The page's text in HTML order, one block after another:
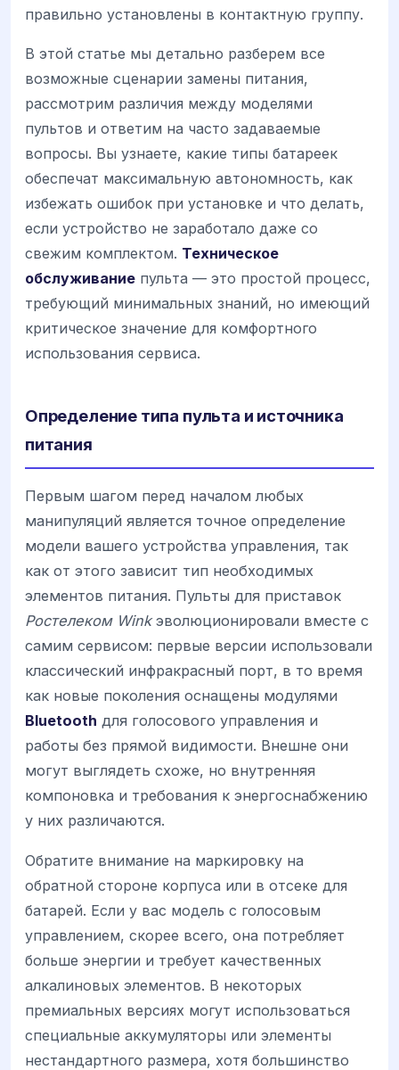
правильно установлены в контактную группу.
В этой статье мы детально разберем все
возможные сценарии замены питания,
рассмотрим различия между моделями
пультов и ответим на часто задаваемые
вопросы. Вы узнаете, какие типы батареек
обеспечат максимальную автономность, как
избежать ошибок при установке и что делать,
если устройство не заработало даже со
свежим комплектом. Техническое
обслуживание пульта — это простой процесс,
требующий минимальных знаний, но имеющий
критическое значение для комфортного
использования сервиса.
Определение типа пульта и источника
питания
Первым шагом перед началом любых
манипуляций является точное определение
модели вашего устройства управления, так
как от этого зависит тип необходимых
элементов питания. Пульты для приставок
Ростелеком Winkэволюционировали вместе с
самим сервисом: первые версии использовали
классический инфракрасный порт, в то время
как новые поколения оснащены модулями
Bluetooth для голосового управления и
работы без прямой видимости. Внешне они
могут выглядеть схоже, но внутренняя
компоновка и требования к энергоснабжению
у них различаются.
Обратите внимание на маркировку на
обратной стороне корпуса или в отсеке для
батарей. Если у вас модель с голосовым
управлением, скорее всего, она потребляет
больше энергии и требует качественных
алкалиновых элементов. В некоторых
премиальных версиях могут использоваться
специальные аккумуляторы или элементы
нестандартного размера, хотя большинство